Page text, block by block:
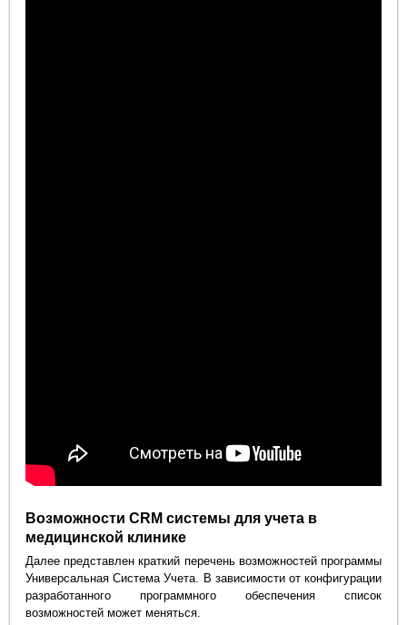
Возможности CRM системы для учета в
медицинской клинике
Далее представлен краткий перечень возможностей программы
Универсальная Система Учета. В зависимости от конфигурации
разработанного программного обеспечения список
возможностей может меняться.